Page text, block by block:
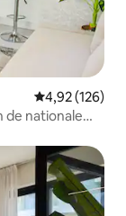
Gemiddelde
4,92 (126)
de nationale